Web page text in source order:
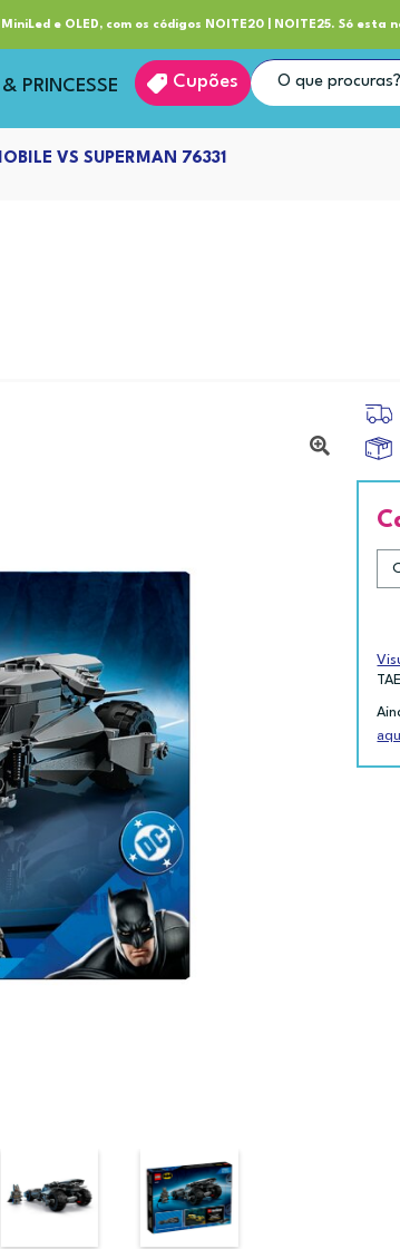
e OLED, com os códigos NOITE20 | NOITE25. Só esta
Entrega
PRINCESSE Cupões
VS SUPERMAN 76331